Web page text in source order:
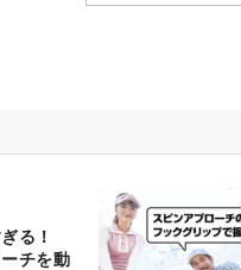
ぎる！
チを動